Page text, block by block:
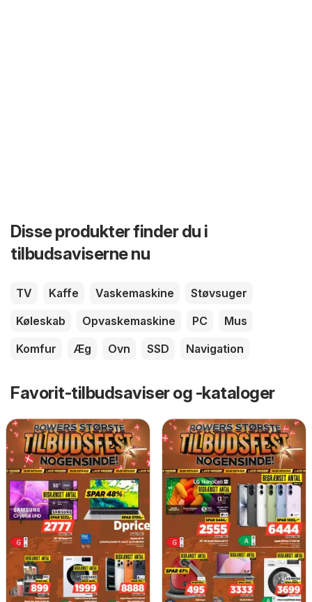
Disse produkter finder du i
tilbudsaviserne nu
TV Kaffe Vaskemaskine
Støvsuger
Køleskab
Opvaskemaskine PC
Mus
Komfur
Æg Ovn SSD Navigation
Favorit-tilbudsaviser og -kataloger